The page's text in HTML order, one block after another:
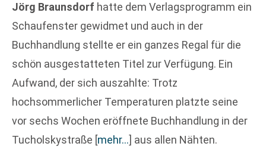
Jörg Braunsdorf hatte dem Verlagsprogramm ein
Schaufenster gewidmet und auch in der
Buchhandlung stellte er ein ganzes Regal für die
schön ausgestatteten Titel zur Verfügung. Ein
Aufwand, der sich auszahlte: Trotz
hochsommerlicher Temperaturen platzte seine
vor sechs Wochen eröffnete Buchhandlung in der
Tucholskystraße [mehr…] aus allen Nähten.